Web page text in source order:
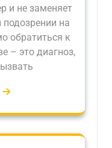
и не заменяет
на
обратиться к
– это диагноз,